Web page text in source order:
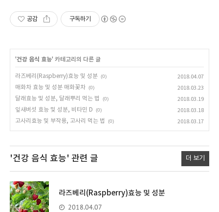
공감 구독하기
'건강 음식 효능' 카테고리의 다른 글
라즈베리(Raspberry)효능 및 성분 (0)
2018.04.07
매화차 효능 및 성분 매화꽃차 (0)
2018.03.23
달래효능 및 성분, 달래뿌리 먹는 법
(0)
2018.03.19
잎새버섯 효능 및 성분, 비타민 D
(0)
2018.03.18
고사리효능 및 부작용, 고사리 먹는 법
(0) 2018.03.17
'건강 음식 효능' 관련 글 더 보기
라즈베리(Raspberry)효능 및 성분
2018.04.07